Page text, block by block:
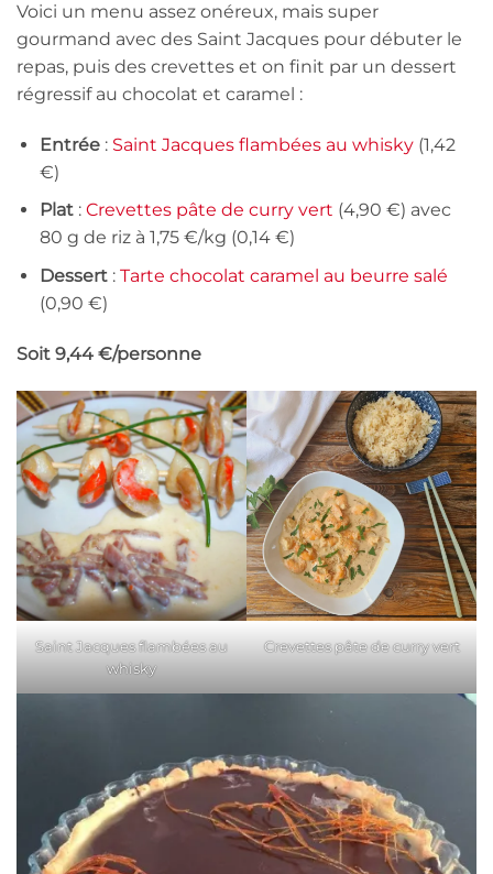
Voici un menu assez onéreux, mais super
gourmand avec des Saint Jacques pour débuter le
repas, puis des crevettes et on finit par un dessert
régressif au chocolat et caramel :
Entrée : Saint Jacques flambées au whisky(1,42
€)
Plat : Crevettes pâte de curry vert (4,90 €) avec
80 g de riz à 1,75 €/kg (0,14 €)
Dessert : Tarte chocolat caramel au beurre salé
(0,90 €)
Soit 9,44 €/personne
Saint Jacques flambées au
whisky
Crevettes pâte de curry vert